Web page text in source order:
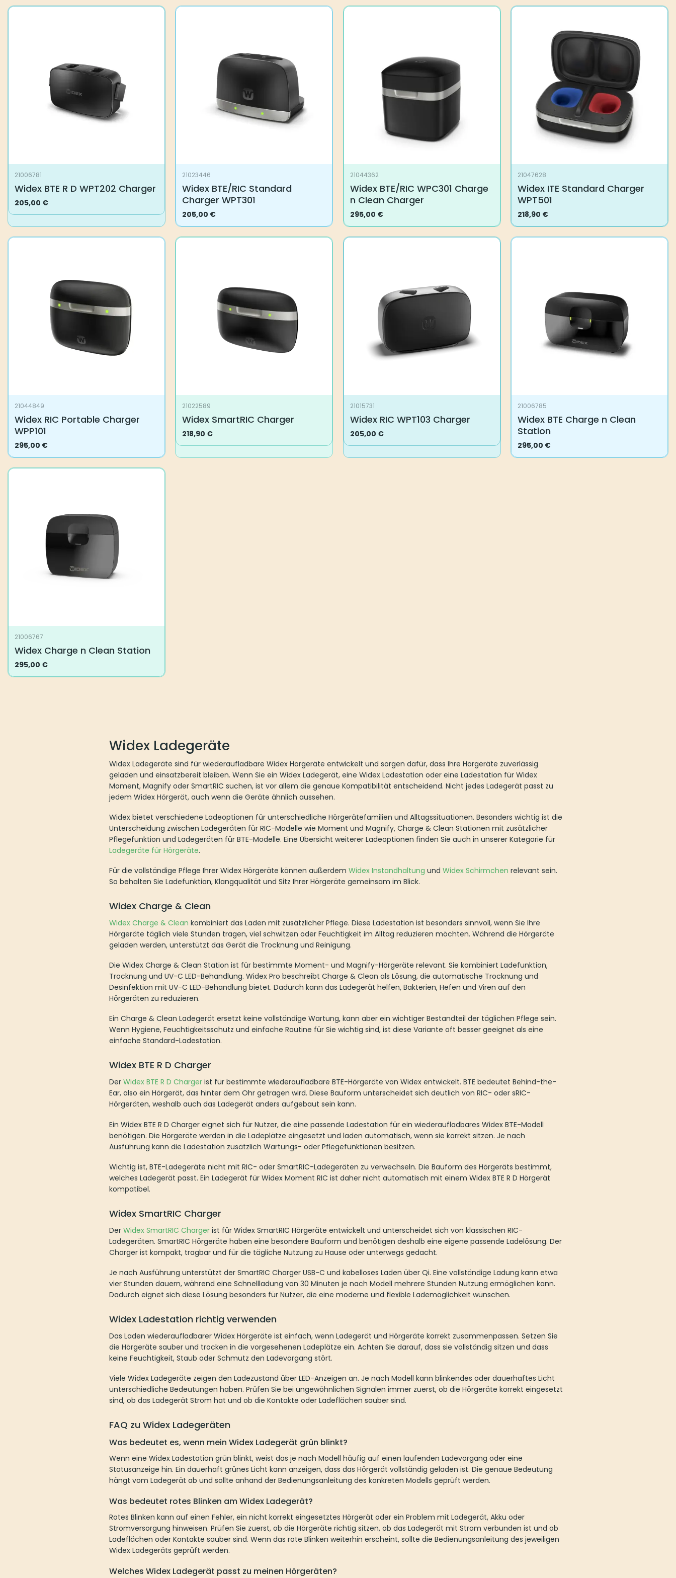
21006781
Widex BTE R D WPT202 Charger
205,00 €
21023446
Widex BTE/RIC Standard
Charger WPT301
205,00 €
21044362
Widex BTE/RIC WPC301 Charge
n Clean Charger
295,00 €
21047628
Widex ITE Standard Charger
WPT501
218,90 €
21044849
Widex RIC Portable Charger
WPP101
295,00 €
21022589
Widex SmartRIC Charger
218,90 €
21015731
Widex RIC WPT103 Charger
205,00 €
21006785
Widex BTE Charge n Clean
Station
295,00 €
21006767
Widex Charge n Clean Station
295,00 €
Widex Ladegeräte
Widex Ladegeräte sind für wiederaufladbare Widex Hörgeräte entwickelt und sorgen dafür, dass Ihre Hörgeräte zuverlässig
geladen und einsatzbereit bleiben. Wenn Sie ein Widex Ladegerät, eine Widex Ladestation oder eine Ladestation für Widex
Moment, Magnify oder SmartRIC suchen, ist vor allem die genaue Kompatibilität entscheidend. Nicht jedes Ladegerät passt zu
jedem Widex Hörgerät, auch wenn die Geräte ähnlich aussehen.
Widex bietet verschiedene Ladeoptionen für unterschiedliche Hörgerätefamilien und Alltagssituationen. Besonders wichtig ist die
Unterscheidung zwischen Ladegeräten für RIC-Modelle wie Moment und Magnify, Charge & Clean Stationen mit zusätzlicher
Pflegefunktion und Ladegeräten für BTE-Modelle. Eine Übersicht weiterer Ladeoptionen finden Sie auch in unserer Kategorie für
Ladegeräte für Hörgeräte.
Für die vollständige Pflege Ihrer Widex Hörgeräte können außerdem Widex Instandhaltung und Widex Schirmchen relevant sein.
So behalten Sie Ladefunktion, Klangqualität und Sitz Ihrer Hörgeräte gemeinsam im Blick.
Widex Charge & Clean
Widex Charge & Clean kombiniert das Laden mit zusätzlicher Pflege. Diese Ladestation ist besonders sinnvoll, wenn Sie Ihre
Hörgeräte täglich viele Stunden tragen, viel schwitzen oder Feuchtigkeit im Alltag reduzieren möchten. Während die Hörgeräte
geladen werden, unterstützt das Gerät die Trocknung und Reinigung.
Die Widex Charge & Clean Station ist für bestimmte Moment- und Magnify-Hörgeräte relevant. Sie kombiniert Ladefunktion,
Trocknung und UV-C LED-Behandlung. Widex Pro beschreibt Charge & Clean als Lösung, die automatische Trocknung und
Desinfektion mit UV-C LED-Behandlung bietet. Dadurch kann das Ladegerät helfen, Bakterien, Hefen und Viren auf den
Hörgeräten zu reduzieren.
Ein Charge & Clean Ladegerät ersetzt keine vollständige Wartung, kann aber ein wichtiger Bestandteil der täglichen Pflege sein.
Wenn Hygiene, Feuchtigkeitsschutz und einfache Routine für Sie wichtig sind, ist diese Variante oft besser geeignet als eine
einfache Standard-Ladestation.
Widex BTE R D Charger
Der Widex BTE R D Charger ist für bestimmte wiederaufladbare BTE-Hörgeräte von Widex entwickelt. BTE bedeutet Behind-the-
Ear, also ein Hörgerät, das hinter dem Ohr getragen wird. Diese Bauform unterscheidet sich deutlich von RIC- oder sRIC-
Hörgeräten, weshalb auch das Ladegerät anders aufgebaut sein kann.
Ein Widex BTE R D Charger eignet sich für Nutzer, die eine passende Ladestation für ein wiederaufladbares Widex BTE-Modell
benötigen. Die Hörgeräte werden in die Ladeplätze eingesetzt und laden automatisch, wenn sie korrekt sitzen. Je nach
Ausführung kann die Ladestation zusätzlich Wartungs- oder Pflegefunktionen besitzen.
Wichtig ist, BTE-Ladegeräte nicht mit RIC- oder SmartRIC-Ladegeräten zu verwechseln. Die Bauform des Hörgeräts bestimmt,
welches Ladegerät passt. Ein Ladegerät für Widex Moment RIC ist daher nicht automatisch mit einem Widex BTE R D Hörgerät
kompatibel.
Widex SmartRIC Charger
Der Widex SmartRIC Charger ist für Widex SmartRIC Hörgeräte entwickelt und unterscheidet sich von klassischen RIC-
Ladegeräten. SmartRIC Hörgeräte haben eine besondere Bauform und benötigen deshalb eine eigene passende Ladelösung. Der
Charger ist kompakt, tragbar und für die tägliche Nutzung zu Hause oder unterwegs gedacht.
Je nach Ausführung unterstützt der SmartRIC Charger USB-C und kabelloses Laden über Qi. Eine vollständige Ladung kann etwa
vier Stunden dauern, während eine Schnellladung von 30 Minuten je nach Modell mehrere Stunden Nutzung ermöglichen kann.
Dadurch eignet sich diese Lösung besonders für Nutzer, die eine moderne und flexible Lademöglichkeit wünschen.
Widex Ladestation richtig verwenden
Das Laden wiederaufladbarer Widex Hörgeräte ist einfach, wenn Ladegerät und Hörgeräte korrekt zusammenpassen. Setzen Sie
die Hörgeräte sauber und trocken in die vorgesehenen Ladeplätze ein. Achten Sie darauf, dass sie vollständig sitzen und dass
keine Feuchtigkeit, Staub oder Schmutz den Ladevorgang stört.
Viele Widex Ladegeräte zeigen den Ladezustand über LED-Anzeigen an. Je nach Modell kann blinkendes oder dauerhaftes Licht
unterschiedliche Bedeutungen haben. Prüfen Sie bei ungewöhnlichen Signalen immer zuerst, ob die Hörgeräte korrekt eingesetzt
sind, ob das Ladegerät Strom hat und ob die Kontakte oder Ladeflächen sauber sind.
FAQ zu Widex Ladegeräten
Was bedeutet es, wenn mein Widex Ladegerät grün blinkt?
Wenn eine Widex Ladestation grün blinkt, weist das je nach Modell häufig auf einen laufenden Ladevorgang oder eine
Statusanzeige hin. Ein dauerhaft grünes Licht kann anzeigen, dass das Hörgerät vollständig geladen ist. Die genaue Bedeutung
hängt vom Ladegerät ab und sollte anhand der Bedienungsanleitung des konkreten Modells geprüft werden.
Was bedeutet rotes Blinken am Widex Ladegerät?
Rotes Blinken kann auf einen Fehler, ein nicht korrekt eingesetztes Hörgerät oder ein Problem mit Ladegerät, Akku oder
Stromversorgung hinweisen. Prüfen Sie zuerst, ob die Hörgeräte richtig sitzen, ob das Ladegerät mit Strom verbunden ist und ob
Ladeflächen oder Kontakte sauber sind. Wenn das rote Blinken weiterhin erscheint, sollte die Bedienungsanleitung des jeweiligen
Widex Ladegeräts geprüft werden.
Welches Widex Ladegerät passt zu meinen Hörgeräten?